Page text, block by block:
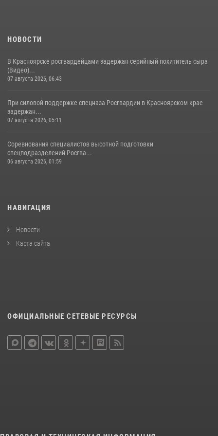
НОВОСТИ
В Красноярске росгвардейцами задержан серийный похититель сыра
(Видео)...
07 августа 2026, 06:43
При силовой поддержке спецназа Росгвардии в Красноярском крае
задержан...
07 августа 2026, 05:11
Соревнования специалистов высотной подготовки
спецподразделений Росгва...
06 августа 2026, 01:59
НАВИГАЦИЯ
Новости
Карта сайта
ОФИЦИАЛЬНЫЕ СЕТЕВЫЕ РЕСУРСЫ